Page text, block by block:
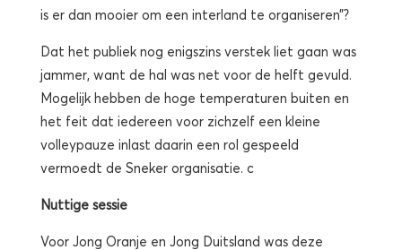
is er dan mooier om een interland te organiseren”?
Dat het publiek nog enigszins verstek liet gaan was
jammer, want de hal was net voor de helft gevuld.
Mogelijk hebben de hoge temperaturen buiten en
het feit dat iedereen voor zichzelf een kleine
volleypauze inlast daarin een rol gespeeld
vermoedt de Sneker organisatie. c
Nuttige sessie
Voor Jong Oranje en Jong Duitsland was deze